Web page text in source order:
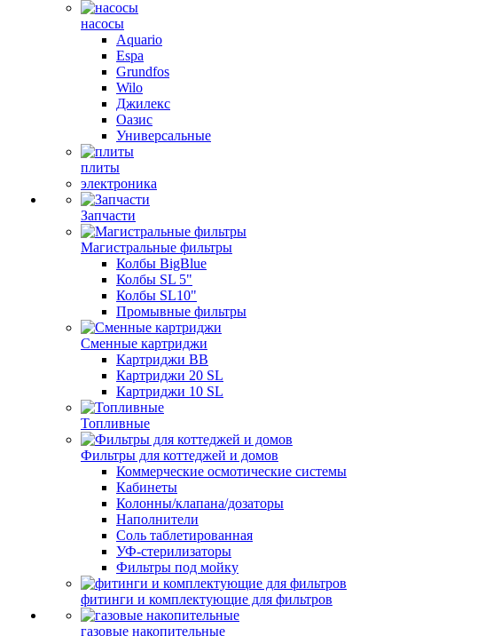
насосы
Aquario
Espa
Grundfos
Wilo
Джилекс
Оазис
Универсальные
плиты
электроника
Запчасти
Магистральные фильтры
Колбы BigBlue
Колбы SL 5"
Колбы SL10"
Промывные фильтры
Сменные картриджи
Картриджи BB
Картриджи 20 SL
Картриджи 10 SL
Топливные
Фильтры для коттеджей и домов
Коммерческие осмотические системы
Кабинеты
Колонны/клапана/дозаторы
Наполнители
Соль таблетированная
УФ-стерилизаторы
Фильтры под мойку
фитинги и комплектующие для фильтров
газовые накопительные